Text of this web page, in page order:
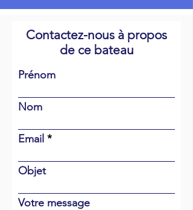
Contactez-nous à propos
de ce bateau
Prénom
Nom
Email
Objet
Votre message